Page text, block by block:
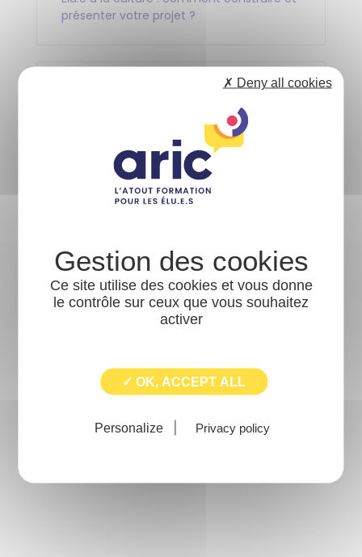
présenter votre projet ?
Équipe pédagogique
Accessibilité
Nos coordonnées
02 99 41 50 07
02 99 41 541 33
Ce site utilise des cookies et vous donne
le contrôle sur ceux que vous souhaitez
activer
✓ OK, ACCEPT ALL
✗ Deny all cookies
Personalize Privacy policy